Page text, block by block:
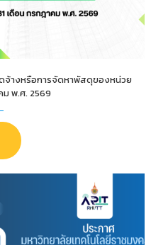
จ้างหรือการจัดหาพัสดุของหน่วย
ม พ.ศ. 2569